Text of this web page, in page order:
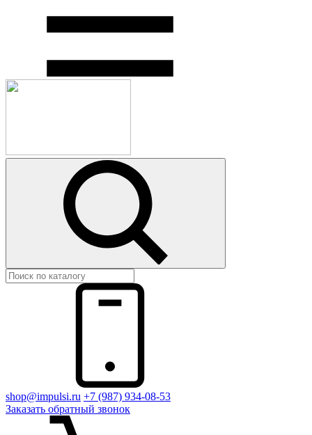
shop@impulsi.ru +7 (987) 934-08-53
Заказать обратный звонок